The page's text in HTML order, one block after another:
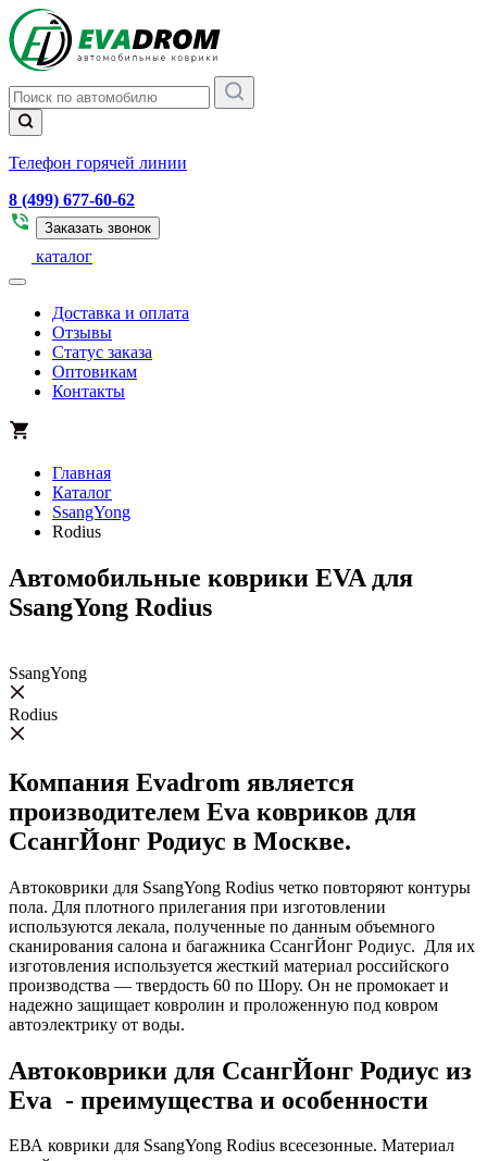
Телефон горячей линии
8 (499) 677-60-62
Заказать звонок
каталог
Доставка и оплата
Отзывы
Статус заказа
Оптовикам
Контакты
Главная
Каталог
SsangYong
Rodius
Автомобильные коврики EVA для
SsangYong Rodius
SsangYong
Rodius
Компания Evadrom является
производителем Eva ковриков для
СсангЙонг Родиус в Москве.
Автоковрики для SsangYong Rodius четко повторяют контуры
пола. Для плотного прилегания при изготовлении
используются лекала, полученные по данным объемного
сканирования салона и багажника СсангЙонг Родиус. Для их
изготовления используется жесткий материал российского
производства — твердость 60 по Шору. Он не промокает и
надежно защищает ковролин и проложенную под ковром
автоэлектрику от воды.
Автоковрики для СсангЙонг Родиус из
Eva - преимущества и особенности
ЕВА коврики для SsangYong Rodius всесезонные. Материал